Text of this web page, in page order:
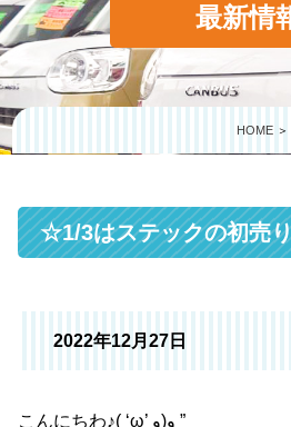
最新情
HOME＞
☆1/3はステックの初売
2022年12月27日
こんにちわ♪( ‘ω’ و(و ”